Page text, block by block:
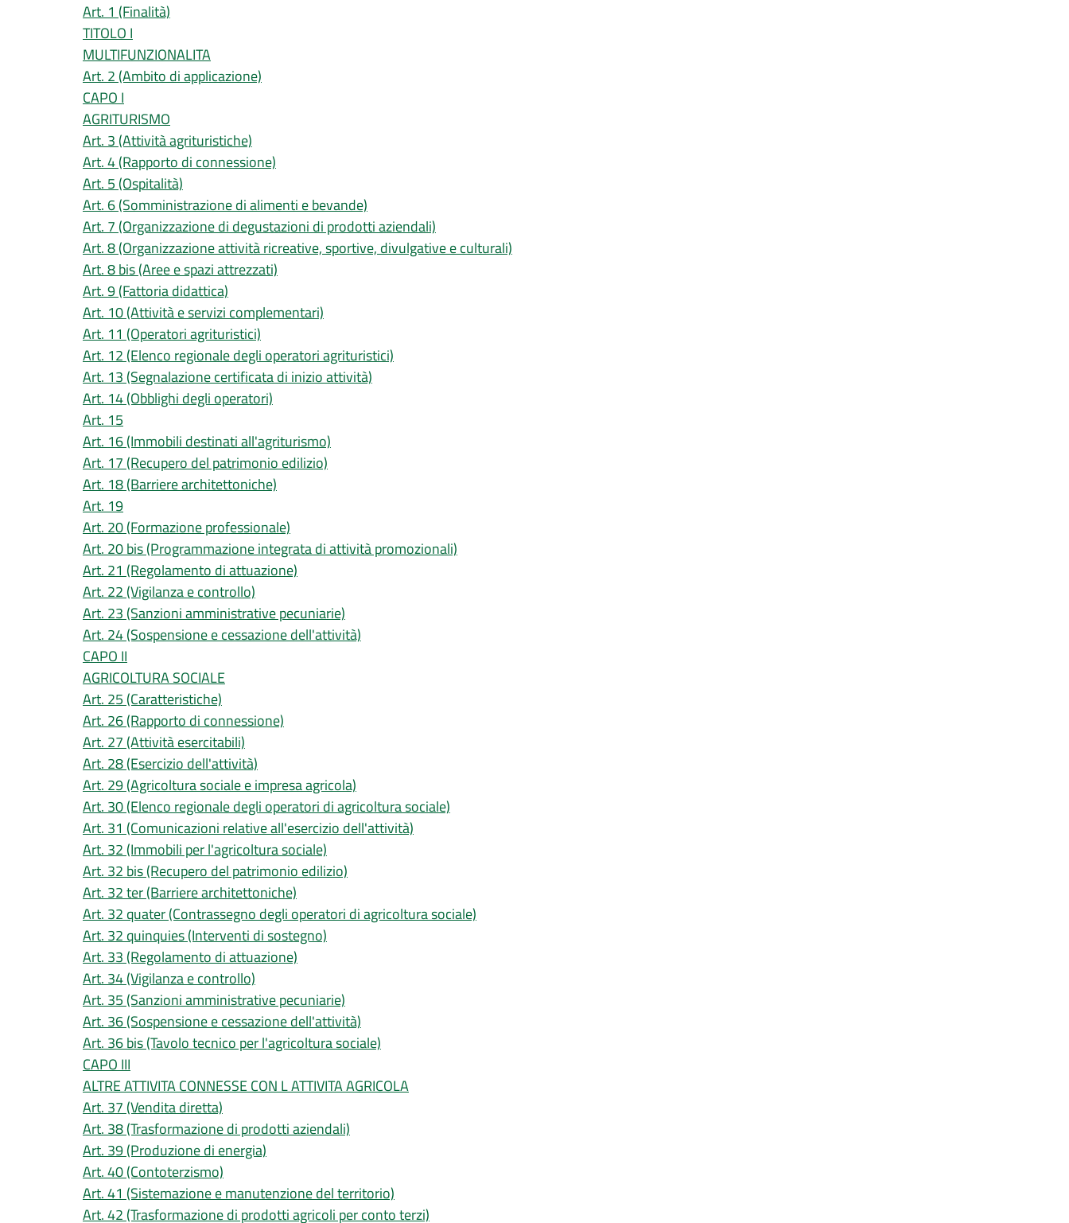
Art. 1 (Finalità)
TITOLO I
MULTIFUNZIONALITA
Art. 2 (Ambito di applicazione)
CAPO I
AGRITURISMO
Art. 3 (Attività agrituristiche)
Art. 4 (Rapporto di connessione)
Art. 5 (Ospitalità)
Art. 6 (Somministrazione di alimenti e bevande)
Art. 7 (Organizzazione di degustazioni di prodotti aziendali)
Art. 8 (Organizzazione attività ricreative, sportive, divulgative e culturali)
Art. 8 bis (Aree e spazi attrezzati)
Art. 9 (Fattoria didattica)
Art. 10 (Attività e servizi complementari)
Art. 11 (Operatori agrituristici)
Art. 12 (Elenco regionale degli operatori agrituristici)
Art. 13 (Segnalazione certificata di inizio attività)
Art. 14 (Obblighi degli operatori)
Art. 15
Art. 16 (Immobili destinati all'agriturismo)
Art. 17 (Recupero del patrimonio edilizio)
Art. 18 (Barriere architettoniche)
Art. 19
Art. 20 (Formazione professionale)
Art. 20 bis (Programmazione integrata di attività promozionali)
Art. 21 (Regolamento di attuazione)
Art. 22 (Vigilanza e controllo)
Art. 23 (Sanzioni amministrative pecuniarie)
Art. 24 (Sospensione e cessazione dell'attività)
CAPO II
AGRICOLTURA SOCIALE
Art. 25 (Caratteristiche)
Art. 26 (Rapporto di connessione)
Art. 27 (Attività esercitabili)
Art. 28 (Esercizio dell'attività)
Art. 29 (Agricoltura sociale e impresa agricola)
Art. 30 (Elenco regionale degli operatori di agricoltura sociale)
Art. 31 (Comunicazioni relative all'esercizio dell'attività)
Art. 32 (Immobili per l'agricoltura sociale)
Art. 32 bis (Recupero del patrimonio edilizio)
Art. 32 ter (Barriere architettoniche)
Art. 32 quater (Contrassegno degli operatori di agricoltura sociale)
Art. 32 quinquies (Interventi di sostegno)
Art. 33 (Regolamento di attuazione)
Art. 34 (Vigilanza e controllo)
Art. 35 (Sanzioni amministrative pecuniarie)
Art. 36 (Sospensione e cessazione dell'attività)
Art. 36 bis (Tavolo tecnico per l'agricoltura sociale)
CAPO III
ALTRE ATTIVITA CONNESSE CON L ATTIVITA AGRICOLA
Art. 37 (Vendita diretta)
Art. 38 (Trasformazione di prodotti aziendali)
Art. 39 (Produzione di energia)
Art. 40 (Contoterzismo)
Art. 41 (Sistemazione e manutenzione del territorio)
Art. 42 (Trasformazione di prodotti agricoli per conto terzi)